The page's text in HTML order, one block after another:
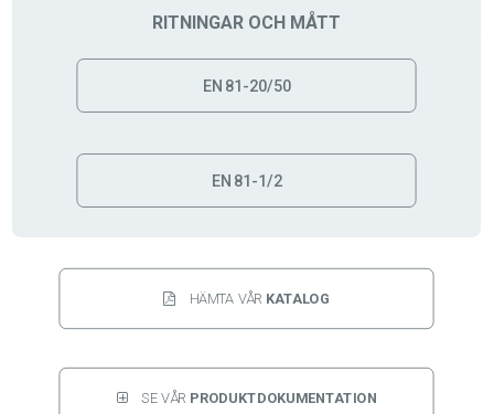
RITNINGAR OCH MÅTT
EN 81-20/50
EN 81-1/2
HÄMTA VÅR KATALOG
SE VÅR PRODUKTDOKUMENTATION